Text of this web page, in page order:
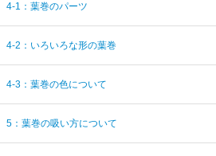
4-1：葉巻のパーツ
4-2：いろいろな形の葉巻
4-3：葉巻の色について
5：葉巻の吸い方について